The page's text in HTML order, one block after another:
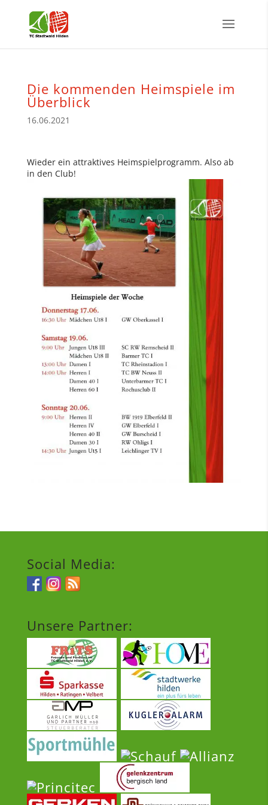
Die kommenden Heimspiele im
Überblick
16.06.2021
Wieder ein attraktives Heimspielprogramm. Also ab
in den Club!
Social Media:
Unsere Partner: